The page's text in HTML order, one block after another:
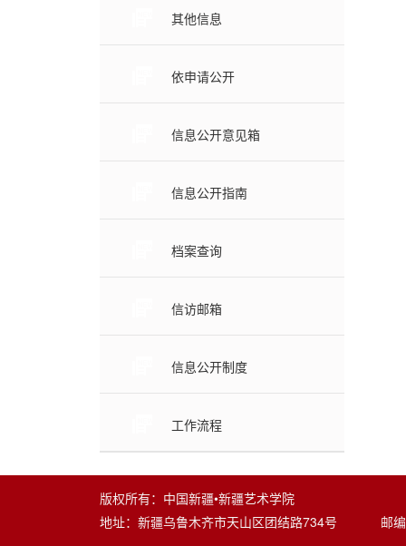
其他信息
依申请公开
信息公开意见箱
信息公开指南
档案查询
信访邮箱
信息公开制度
工作流程
版权所有：中国新疆•新疆艺术学院
地址：新疆乌鲁木齐市天山区团结路734号 邮编